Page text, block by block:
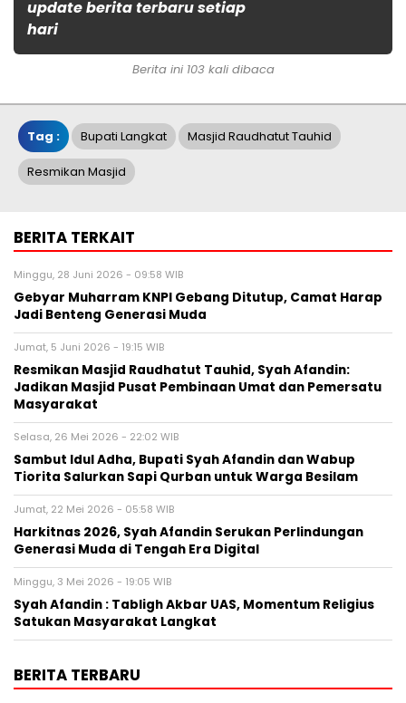
update berita terbaru setiap
hari
Berita ini 103 kali dibaca
Tag : Bupati Langkat Masjid Raudhatut Tauhid
Resmikan Masjid
BERITA TERKAIT
Minggu, 28 Juni 2026 - 09:58 WIB
Gebyar Muharram KNPI Gebang Ditutup, Camat Harap
Jadi Benteng Generasi Muda
Jumat, 5 Juni 2026 - 19:15 WIB
Resmikan Masjid Raudhatut Tauhid, Syah Afandin:
Jadikan Masjid Pusat Pembinaan Umat dan Pemersatu
Masyarakat
Selasa, 26 Mei 2026 - 22:02 WIB
Sambut Idul Adha, Bupati Syah Afandin dan Wabup
Tiorita Salurkan Sapi Qurban untuk Warga Besilam
Jumat, 22 Mei 2026 - 05:58 WIB
Harkitnas 2026, Syah Afandin Serukan Perlindungan
Generasi Muda di Tengah Era Digital
Minggu, 3 Mei 2026 - 19:05 WIB
Syah Afandin : Tabligh Akbar UAS, Momentum Religius
Satukan Masyarakat Langkat
BERITA TERBARU